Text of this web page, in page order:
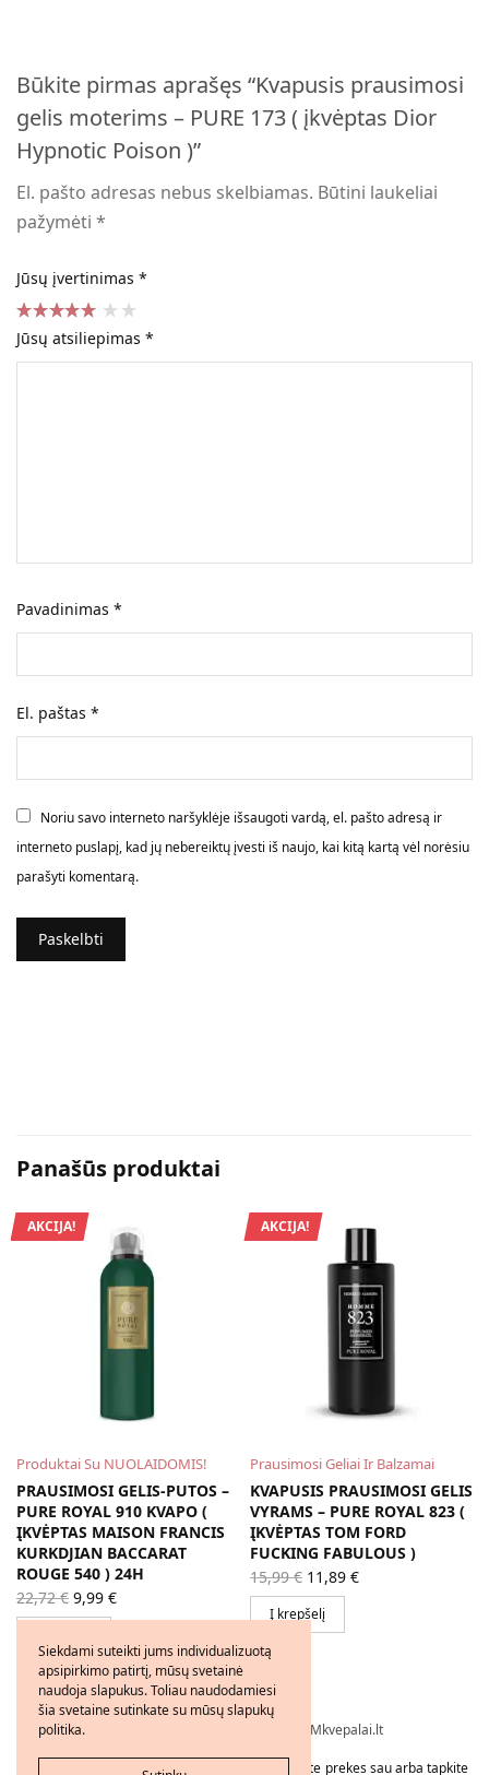
Būkite pirmas aprašęs “Kvapusis prausimosi
gelis moterims – PURE 173 ( įkvėptas Dior
Hypnotic Poison )”
El. pašto adresas nebus skelbiamas. Būtini laukeliai
pažymėti*
Jūsų įvertinimas *
Jūsų atsiliepimas*
Pavadinimas*
El. paštas*
Noriu savo interneto naršyklėje išsaugoti vardą, el. pašto adresą ir
interneto puslapį, kad jų nebereiktų įvesti iš naujo, kai kitą kartą vėl norėsiu
parašyti komentarą.
Panašūs produktai
AKCIJA!
Produktai Su NUOLAIDOMIS!
PRAUSIMOSI GELIS-PUTOS –
PURE ROYAL 910 KVAPO (
ĮKVĖPTAS MAISON FRANCIS
KURKDJIAN BACCARAT
ROUGE 540 ) 24H
22,72€ Original
price
22,72 €.
9,99 €Current
AKCIJA!
Prausimosi Geliai Ir Balzamai
KVAPUSIS PRAUSIMOSI GELIS
VYRAMS – PURE ROYAL 823 (
ĮKVĖPTAS TOM FORD
FUCKING FABULOUS )
15,99€ Original
price
was:
15,99 €.
11,89 €Current
Į krepšelį
Visos teisės saugomos © 2026 - FMkvepalai.lt
Tapkite FMWorld verslo partneriu arba užsakykite prekes sau arba tapkite
Siekdami suteikti jums individualizuotą
apsipirkimo patirtį, mūsų svetainė
naudoja slapukus. Toliau naudodamiesi
šia svetaine sutinkate su mūsų slapukų
politika.